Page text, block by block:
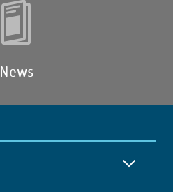
News